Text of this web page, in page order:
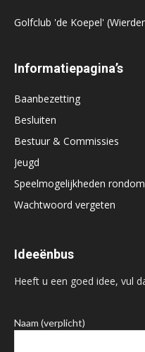
Golfclub 'de Koepel'
Informatiepagina’s
Baanbezetting
Besluiten
Bestuur & Commissies
Jeugd
Speelmogelijkheden
Wachtwoord vergeten
Ideeënbus
Heeft u een goed idee, vul
Naam (verplicht)